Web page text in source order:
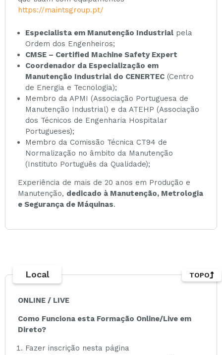
https://maintsgroup.pt/
Especialista em Manutenção Industrial pela
Ordem dos Engenheiros;
CMSE – Certified Machine Safety Expert
Coordenador da Especialização em
Manutenção Industrial do CENERTEC (Centro
de Energia e Tecnologia);
Membro da APMI (Associação Portuguesa de
Manutenção Industrial) e da ATEHP (Associação
dos Técnicos de Engenharia Hospitalar
Portugueses);
Membro da Comissão Técnica CT94 de
Normalização no âmbito da Manutenção
(Instituto Português da Qualidade);
Experiência de mais de 20 anos em Produção e
Manutenção, dedicado à Manutenção, Metrologia
e Segurança de Máquinas.
Local
ONLINE / LIVE
Como Funciona esta Formação Online/Live em
Direto?
Fazer inscrição nesta página
TOPO